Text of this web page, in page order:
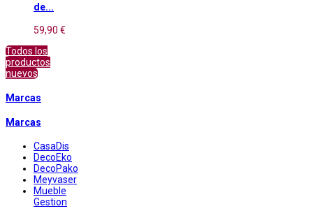
de...
59,90 €
Todos los
productos
nuevos
Marcas
Marcas
CasaDis
DecoEko
DecoPako
Meyvaser
Mueble
Gestion